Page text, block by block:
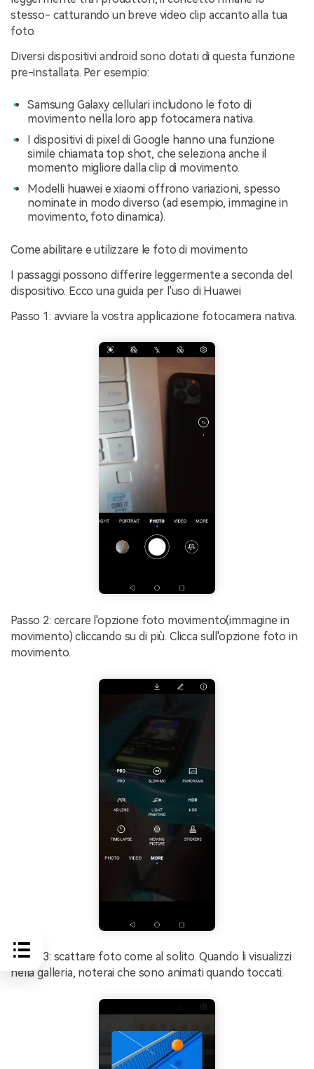
stesso- catturando un breve video clip accanto alla tua
foto.
Diversi dispositivi android sono dotati di questa funzione
pre-installata. Per esempio:
Samsung Galaxy cellulari includono le foto di
movimento nella loro app fotocamera nativa.
I dispositivi di pixel di Google hanno una funzione
simile chiamata top shot, che seleziona anche il
momento migliore dalla clip di movimento.
Modelli huawei e xiaomi offrono variazioni, spesso
nominate in modo diverso (ad esempio, immagine in
movimento, foto dinamica).
Come abilitare e utilizzare le foto di movimento
I passaggi possono differire leggermente a seconda del
dispositivo. Ecco una guida per l'uso di Huawei
Passo 1: avviare la vostra applicazione fotocamera nativa.
Passo 2: cercare l'opzione foto movimento(immagine in
movimento) cliccando su di più. Clicca sull'opzione foto in
movimento.
Passo 3: scattare foto come al solito. Quando li visualizzi
nella galleria, noterai che sono animati quando toccati.